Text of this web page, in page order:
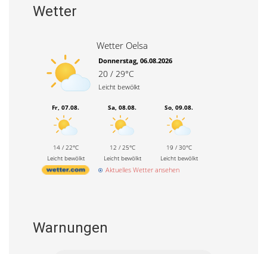
Wetter
Wetter Oelsa
Donnerstag, 06.08.2026
20 / 29°C
Leicht bewölkt
Fr, 07.08.
14 / 22°C
Leicht bewölkt
Sa, 08.08.
12 / 25°C
Leicht bewölkt
So, 09.08.
19 / 30°C
Leicht bewölkt
Aktuelles Wetter ansehen
Warnungen